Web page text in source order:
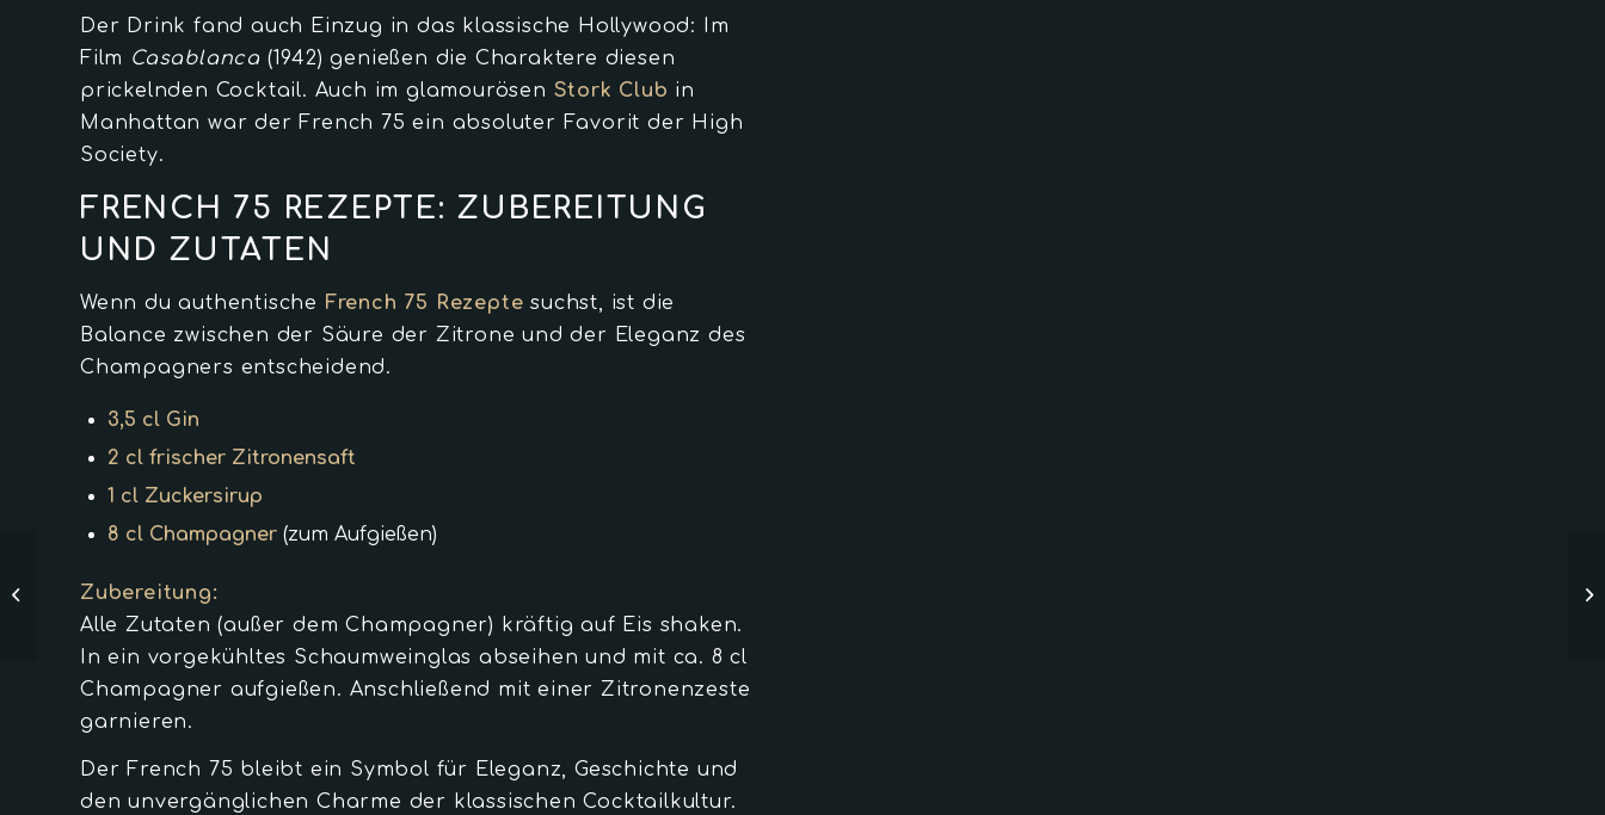
Der Drink fand auch Einzug in das klassische Hollywood: Im
Film Casablanca (1942) genießen die Charaktere diesen
prickelnden Cocktail. Auch im glamourösen Stork Club in
Manhattan war der French 75 ein absoluter Favorit der High
Society.
FRENCH 75 REZEPTE: ZUBEREITUNG
UND ZUTATEN
Wenn du authentische French 75 Rezepte suchst, ist die
Balance zwischen der Säure der Zitrone und der Eleganz des
Champagners entscheidend.
3,5 cl Gin
2 cl frischer Zitronensaft
1 cl Zuckersirup
8 cl Champagner (zum Aufgießen)
Zubereitung:
Alle Zutaten (außer dem Champagner) kräftig auf Eis shaken.
In ein vorgekühltes Schaumweinglas abseihen und mit ca. 8 cl
Champagner aufgießen. Anschließend mit einer Zitronenzeste
garnieren.
Der French 75 bleibt ein Symbol für Eleganz, Geschichte und
den unvergänglichen Charme der klassischen Cocktailkultur.
Boulevardier